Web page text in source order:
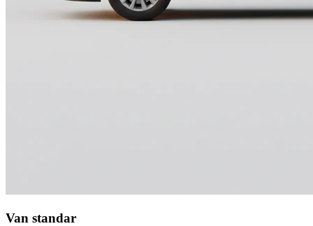
Van standar